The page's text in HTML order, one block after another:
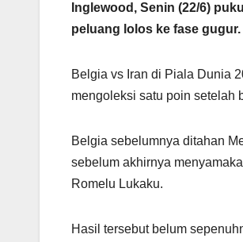
Inglewood, Senin (22/6)
peluang lolos ke fase gugur.
Belgia vs Iran di Piala Dunia
mengoleksi satu poin setelah
Belgia sebelumnya ditahan
sebelum akhirnya
Romelu Lukaku.
Hasil tersebut belum